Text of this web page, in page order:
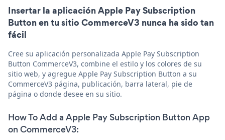
Insertar la aplicación Apple Pay Subscription
Button en tu sitio CommerceV3 nunca ha sido tan
fácil
Cree su aplicación personalizada Apple Pay Subscription
Button CommerceV3, combine el estilo y los colores de su
sitio web, y agregue Apple Pay Subscription Button a su
CommerceV3 página, publicación, barra lateral, pie de
página o donde desee en su sitio.
How To Add a Apple Pay Subscription Button App
on CommerceV3: